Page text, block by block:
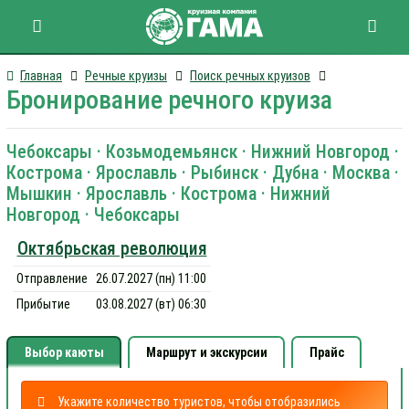
Главная Речные круизы Поиск речных круизов
Бронирование речного круиза
Чебоксары · Козьмодемьянск · Нижний Новгород ·
Кострома · Ярославль · Рыбинск · Дубна · Москва ·
Мышкин · Ярославль · Кострома · Нижний
Новгород · Чебоксары
Октябрьская революция
Отправление
26.07.2027 (пн) 11:00
Прибытие
03.08.2027 (вт) 06:30
Выбор каюты Маршрут и экскурсии Прайс
Укажите количество туристов, чтобы отобразились